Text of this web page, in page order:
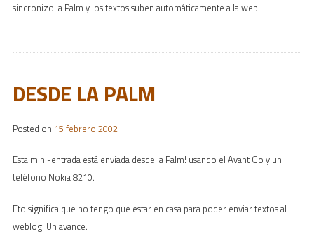
sincronizo la Palm y los textos suben automáticamente a la web.
DESDE LA PALM
Posted on 15 febrero 2002
Esta mini-entrada está enviada desde la Palm! usando el Avant Go y un
teléfono Nokia 8210.
Eto significa que no tengo que estar en casa para poder enviar textos al
weblog. Un avance.